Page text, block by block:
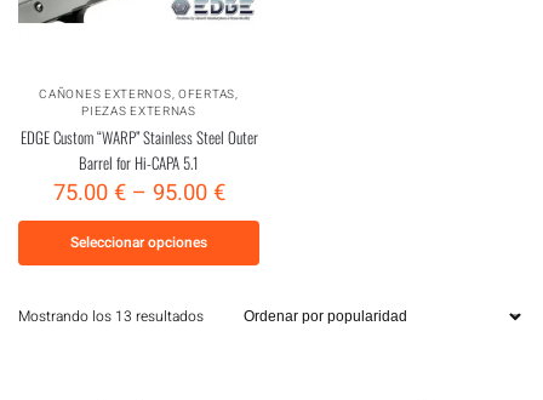
CAÑONES EXTERNOS, OFERTAS,
PIEZAS EXTERNAS
EDGE Custom “WARP” Stainless Steel Outer
Barrel for Hi-CAPA 5.1
75.00€– 95.00€
Seleccionar opciones
Mostrando los 13 resultados